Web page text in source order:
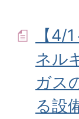
【4/
ネル
ガス
る設